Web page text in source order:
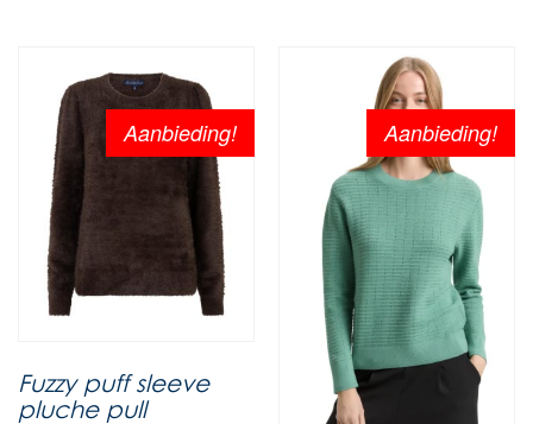
Aanbieding!
Fuzzy puff sleeve
pluche pull
Aanbieding!